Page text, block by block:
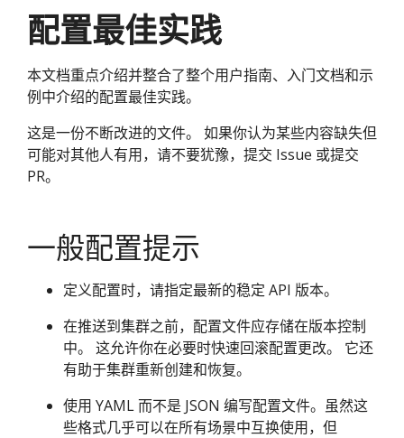
配置最佳实践
本文档重点介绍并整合了整个用户指南、入门文档和示
例中介绍的配置最佳实践。
这是一份不断改进的文件。 如果你认为某些内容缺失但
可能对其他人有用，请不要犹豫，提交 Issue 或提交
PR。
一般配置提示
定义配置时，请指定最新的稳定 API 版本。
在推送到集群之前，配置文件应存储在版本控制
中。 这允许你在必要时快速回滚配置更改。 它还
有助于集群重新创建和恢复。
使用 YAML 而不是 JSON 编写配置文件。虽然这
些格式几乎可以在所有场景中互换使用，但